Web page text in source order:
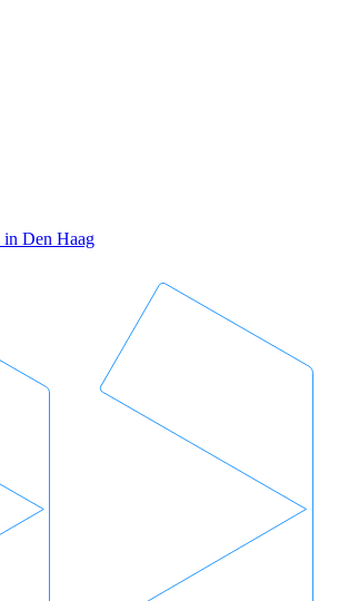
in Den Haag